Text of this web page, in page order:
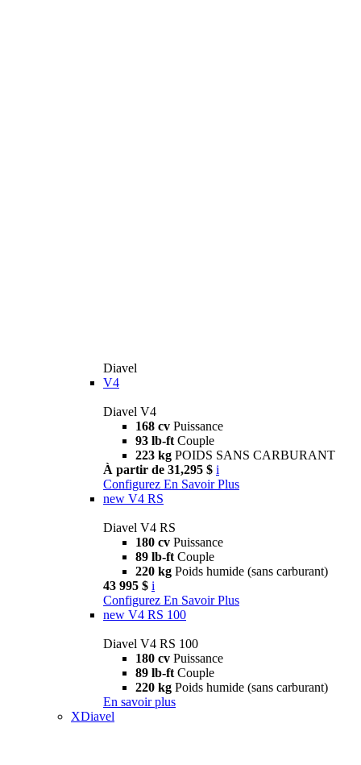
Diavel
V4
Diavel V4
168 cv Puissance
93 lb-ft Couple
223 kg POIDS SANS CARBURANT
À partir de 31,295 $ i
Configurez En Savoir Plus
new V4 RS
Diavel V4 RS
180 cv Puissance
89 lb-ft Couple
220 kg Poids humide (sans carburant)
43 995 $ i
Configurez En Savoir Plus
new V4 RS 100
Diavel V4 RS 100
180 cv Puissance
89 lb-ft Couple
220 kg Poids humide (sans carburant)
En savoir plus
XDiavel